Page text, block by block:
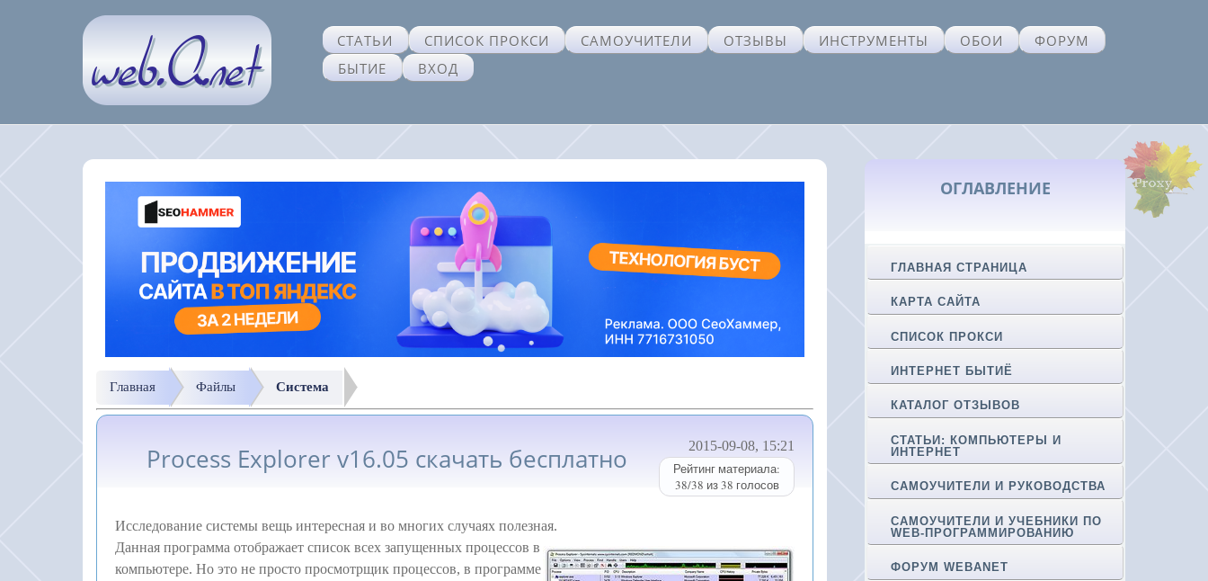
СТАТЬИ СПИСОК ПРОКСИ САМОУЧИТЕЛИ ОТЗЫВЫ ИНСТРУМЕНТЫ ОБОИ
ФОРУМ
БЫТИЕ
ВХОД
Главная Файлы Система
Process Explorer v16.05 скачать бесплатно 2015-09-08, 15:21
Рейтинг материала:
38/38 из38 голосов
Исследование системы вещь интересная и во многих случаях полезная.
Данная программа отображает список всех запущенных процессов в
компьютере. Но это не просто просмотрщик процессов, в программе
ОГЛАВЛЕНИЕ
ГЛАВНАЯ СТРАНИЦА
КАРТА САЙТА
СПИСОК ПРОКСИ
ИНТЕРНЕТ БЫТИЁ
КАТАЛОГ ОТЗЫВОВ
СТАТЬИ: КОМПЬЮТЕРЫ И
ИНТЕРНЕТ
САМОУЧИТЕЛИ И РУКОВОДСТВА
САМОУЧИТЕЛИ И УЧЕБНИКИ ПО
WEB-ПРОГРАММИРОВАНИЮ
ФОРУМ WEBANET